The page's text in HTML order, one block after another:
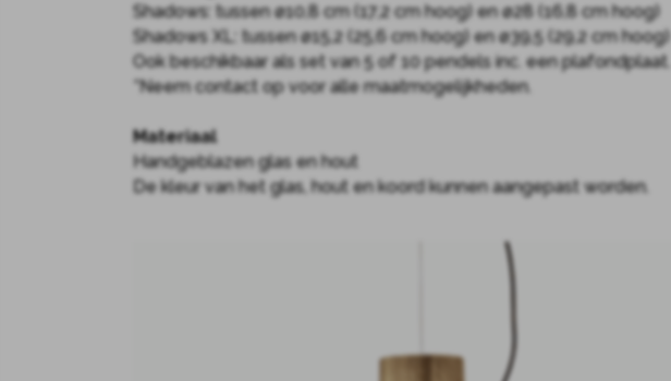
Shadows: tussen ø10,8 cm (17,2 cm hoog) en ø28 (16,8 cm hoog)
Shadows XL: tussen ø15,2 (25,6 cm hoog) en ø39,5 (29,2 cm hoog)
Ook beschikbaar als set van 5 of 10 pendels inc. een plafondplaat.
*Neem contact op voor alle maatmogelijkheden.
Materiaal
Handgeblazen glas en hout
De kleur van het glas, hout en koord kunnen aangepast worden.